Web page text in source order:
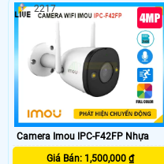
Camera Imou IPC-F42FP Nhựa
Giá Bán: 1,500,000 ₫
2217